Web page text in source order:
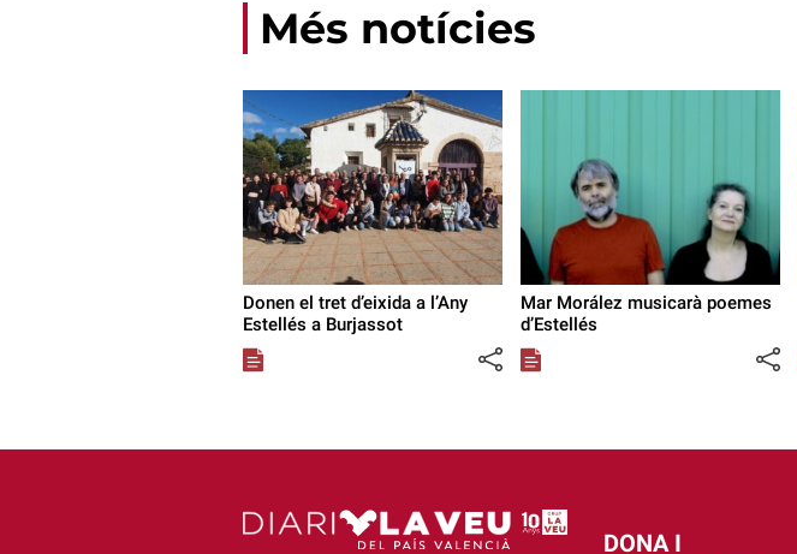
Més notícies
Donen el tret d’eixida a l’Any
Estellés a Burjassot
Mar Morález musicarà poemes
d’Estellés
DONA I